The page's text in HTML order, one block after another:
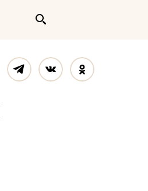
ТелеграмВконтакте